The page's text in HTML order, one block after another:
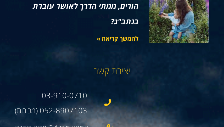
הורים, ממתי הדרך לאושר עוברת
בנתב"ג?
להמשך קריאה »
יצירת קשר
03-910-0710
052-8907103 (מכירות)